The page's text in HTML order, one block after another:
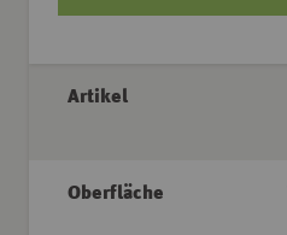
Artikel
Oberfläche